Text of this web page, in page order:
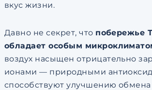
вкус жизни.
Давно не секрет, что побережье
обладает особым
воздух насыщен отрицательно
ионами — природными
способствуют улучшению